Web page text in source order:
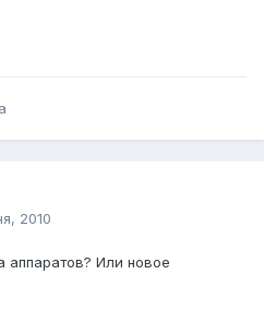
2010
аппаратов? Или новое